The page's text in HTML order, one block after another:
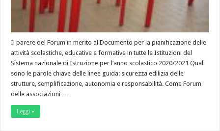
Il parere del Forum in merito al Documento per la pianificazione delle
attività scolastiche, educative e formative in tutte le Istituzioni del
Sistema nazionale di Istruzione per l’anno scolastico 2020/2021 Quali
sono le parole chiave delle linee guida: sicurezza edilizia delle
strutture, semplificazione, autonomia e responsabilità. Come Forum
delle associazioni …
Leggi »